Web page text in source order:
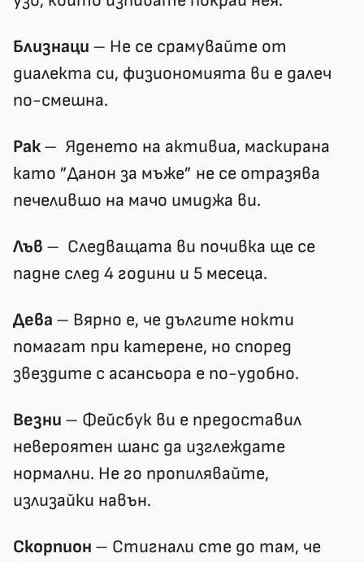
Близнаци – Не се срамувайте от
диалекта си, физиономията ви е далеч
по-смешна.
Рак– Яденето на активиа, маскирана
като ”Данон за мъже” не се отразява
печелившо на мачо имиджа ви.
Лъв – Следващата ви почивка ще се
падне след 4 години и 5 месеца.
Дева – Вярно е, че дългите нокти
помагат при катерене, но според
звездите с асансьора е по-удобно.
Везни – Фейсбук ви е предоставил
невероятен шанс да изглеждате
нормални. Не го пропилявайте,
излизайки навън.
Скорпион – Стигнали сте до там, че